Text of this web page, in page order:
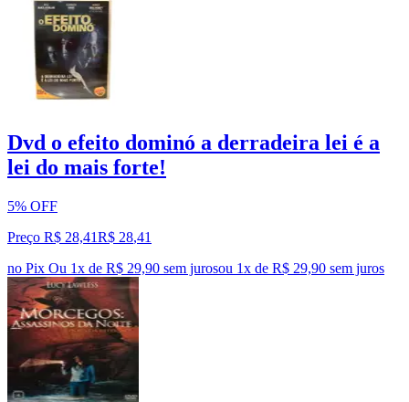
Dvd o efeito dominó a derradeira lei é a
lei do mais forte!
5% OFF
Preço R$ 28,41R$ 28,41
no Pix Ou 1x de R$ 29,90 sem jurosou 1x de R$ 29,90 sem juros